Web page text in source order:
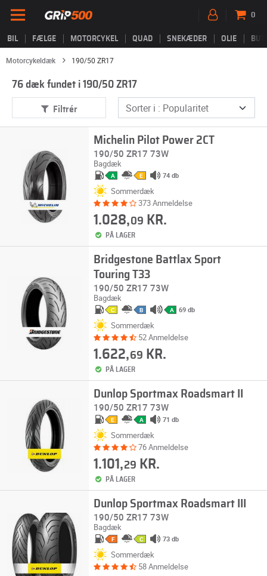
BIL FÆLGE MOTORCYKEL QUAD SNEKÆDER OLIE
0
Motorcykeldæk 190/50 ZR17
76 dæk fundet i 190/50 ZR17
Filtrér
Michelin Pilot Power 2CT
190/50 ZR17 73W
Bagdæk
A E 74 db
Sommerdæk
373 Anmeldelse
1.028,09 KR.
PÅ LAGER
Bridgestone Battlax Sport
Touring T33
190/50 ZR17 73W
Bagdæk
C B A 69 db
Sommerdæk
52 Anmeldelse
1.622,69 KR.
PÅ LAGER
Dunlop Sportmax Roadsmart II
190/50 ZR17 73W
E A 71 db
Sommerdæk
76 Anmeldelse
1.101,29 KR.
PÅ LAGER
Dunlop Sportmax Roadsmart III
190/50 ZR17 73W
Bagdæk
F C 73 db
Sommerdæk
58 Anmeldelse